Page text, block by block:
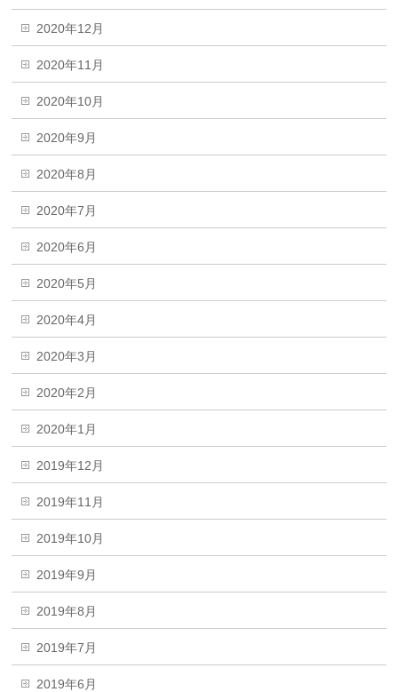
2020年12月
2020年11月
2020年10月
2020年9月
2020年8月
2020年7月
2020年6月
2020年5月
2020年4月
2020年3月
2020年2月
2020年1月
2019年12月
2019年11月
2019年10月
2019年9月
2019年8月
2019年7月
2019年6月